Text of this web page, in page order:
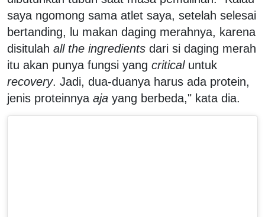
saya ngomong sama atlet saya, setelah selesai
bertanding, lu makan daging merahnya, karena
disitulah all the ingredients dari si daging merah
itu akan punya fungsi yang criticaluntuk
recovery. Jadi, dua-duanya harus ada protein,
jenis proteinnya aja yang berbeda," kata dia.